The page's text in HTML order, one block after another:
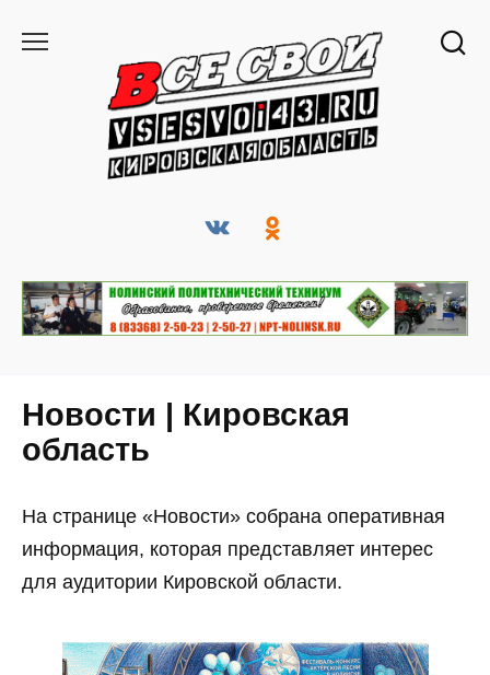
Новости | Кировская
область
На странице «Новости» собрана оперативная
информация, которая представляет интерес
для аудитории Кировской области.